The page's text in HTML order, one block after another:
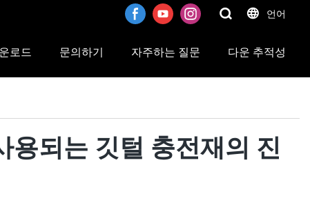
언어
로드 문의하기 자주하는 질문 다운 추적성
되는 깃털 충전재의 진